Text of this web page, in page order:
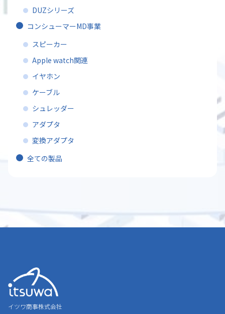
DUZシリーズ
コンシューマーMD事業
スピーカー
Apple watch関連
イヤホン
ケーブル
シュレッダー
アダプタ
変換アダプタ
全ての製品
イツワ商事株式会社